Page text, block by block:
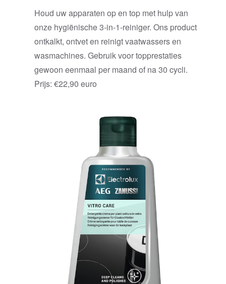
Houd uw apparaten op en top met hulp van
onze hygiënische 3-in-1-reiniger. Ons product
ontkalkt, ontvet en reinigt vaatwassers en
wasmachines. Gebruik voor topprestaties
gewoon eenmaal per maand of na 30 cycli.
Prijs: €22,90 euro